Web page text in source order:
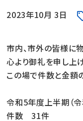
2023年10月 3日
市内、市外の皆様に
心より御礼を申し上
この場で件数と金額
令和5年度上半期（
件数 31件